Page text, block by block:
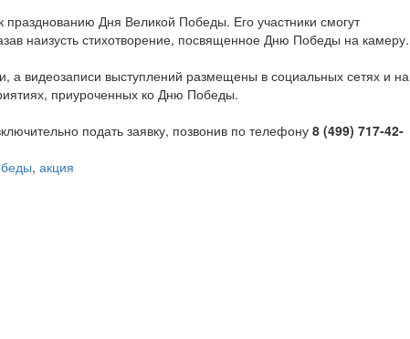
Дня Великой Победы. Его участники смогут
наизусть стихотворение, посвященное Дню Победы на камеру.
а видеозаписи выступлений размещены в социальных сетях и на
приуроченных ко Дню Победы.
подать заявку, позвонив по телефону8 (499) 717-42-
, акция